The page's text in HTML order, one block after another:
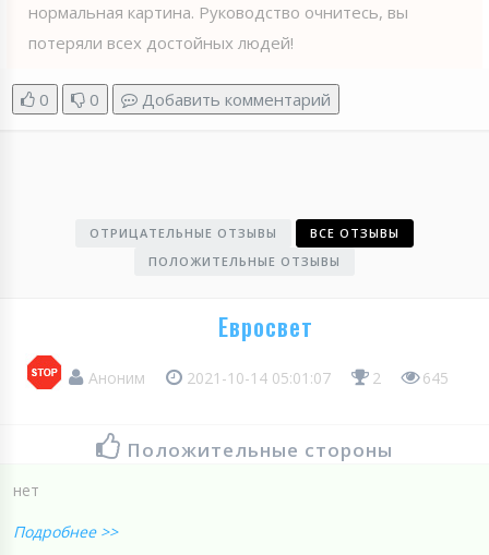
нормальная картина. Руководство очнитесь, вы
потеряли всех достойных людей!
0 0 Добавить комментарий
ОТРИЦАТЕЛЬНЫЕ ОТЗЫВЫ
ВСЕ ОТЗЫВЫ
ПОЛОЖИТЕЛЬНЫЕ ОТЗЫВЫ
Евросвет
Аноним 2021-10-14 05:01:07 2 645
Положительные стороны
нет
Подробнее >>